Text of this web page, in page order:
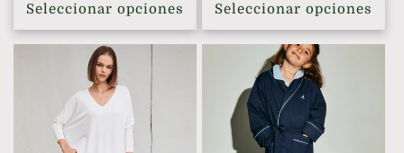
Seleccionar opciones Seleccionar opciones